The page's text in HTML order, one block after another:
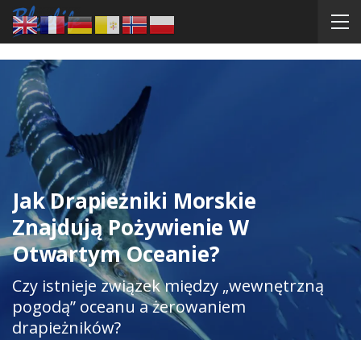
Jak Drapieżniki Morskie
Znajdują Pożywienie W
Otwartym Oceanie?
Czy istnieje związek między „wewnętrzną
pogodą” oceanu a żerowaniem
drapieżników?